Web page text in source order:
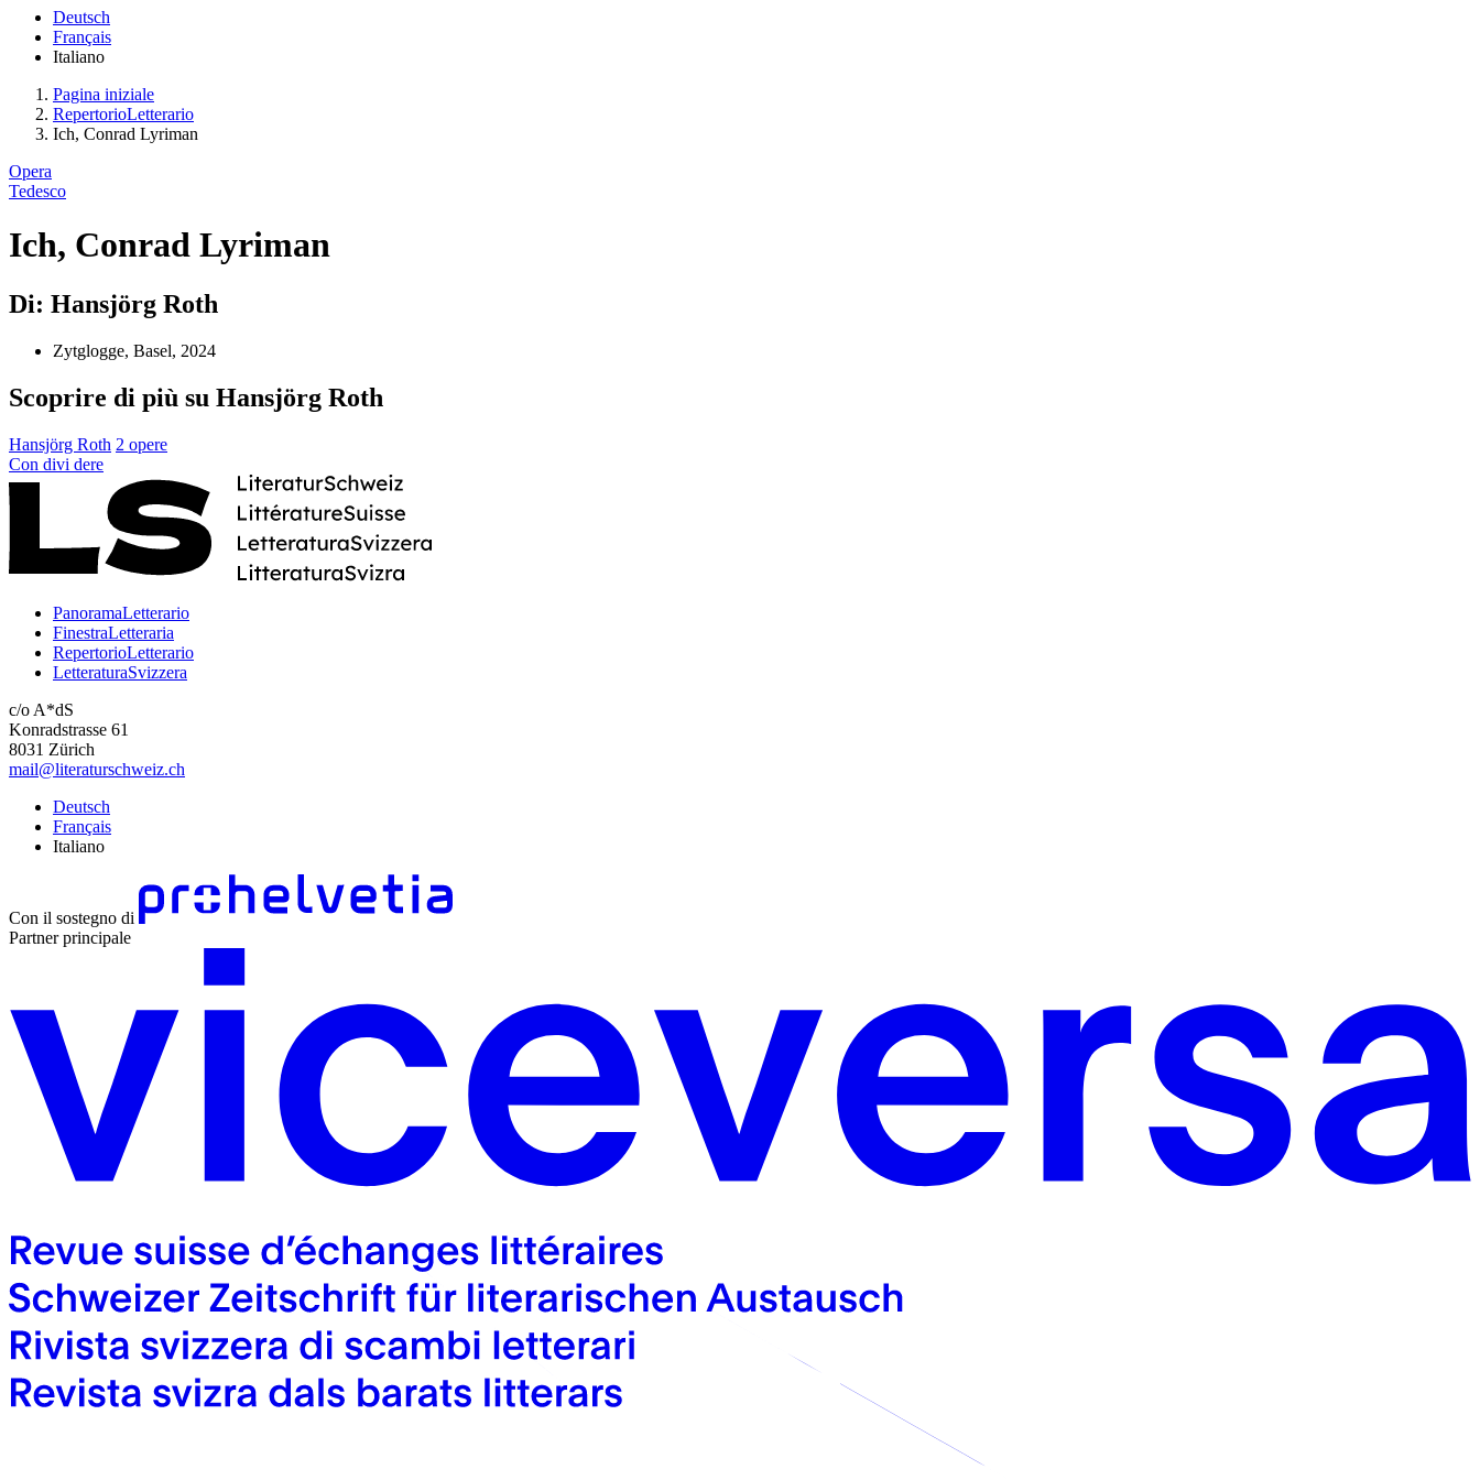
Deutsch
Français
Italiano
Pagina iniziale
RepertorioLetterario
Ich, Conrad Lyriman
Opera
Tedesco
Ich, Conrad Lyriman
Di: Hansjörg Roth
Zytglogge, Basel, 2024
Scoprire di più su Hansjörg Roth
Hansjörg Roth 2 opere
Con divi dere
PanoramaLetterario
FinestraLetteraria
RepertorioLetterario
LetteraturaSvizzera
c/o A*dS
Konradstrasse 61
8031 Zürich
mail@literaturschweiz.ch
Deutsch
Français
Italiano
Con il sostegno di
Partner principale